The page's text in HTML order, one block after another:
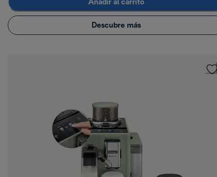
Añadir al carrito
Descubre más